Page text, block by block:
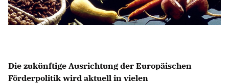
Die zukünftige Ausrichtung der Europäischen
Förderpolitik wird aktuell in vielen